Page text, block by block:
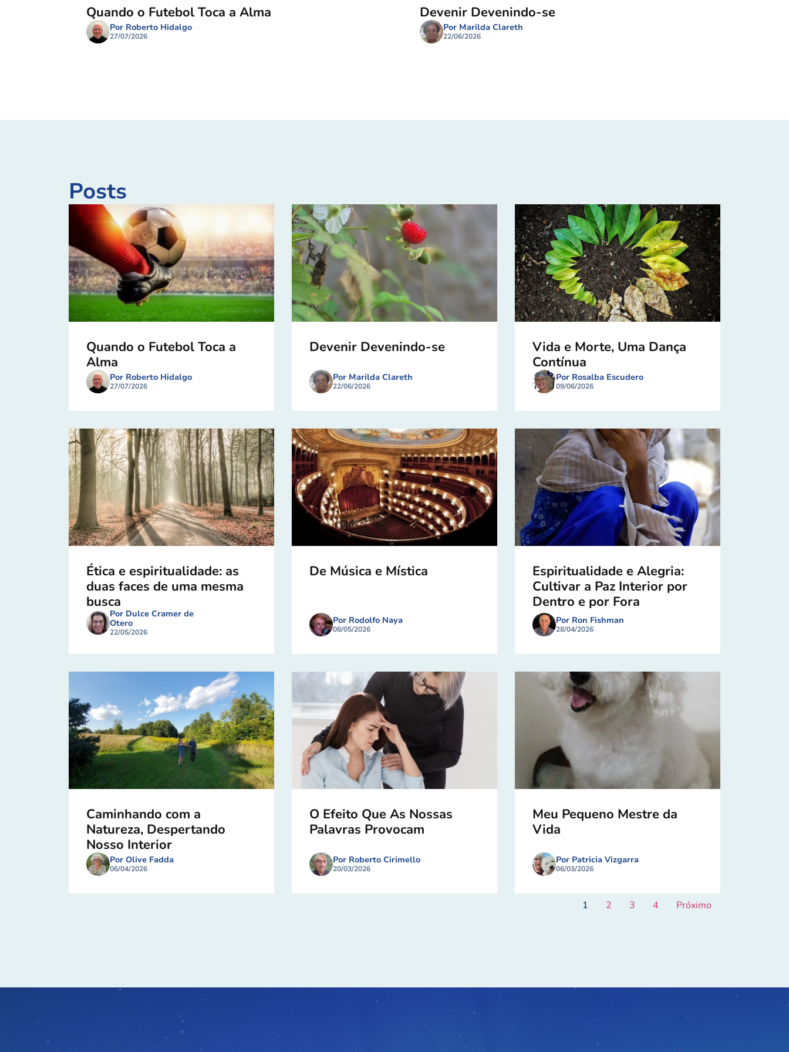
Quando o Futebol Toca a Alma
Por Roberto Hidalgo
27/07/2026
Devenir Devenindo-se
Por Marilda Clareth
22/06/2026
Posts
Quando o Futebol Toca a
Alma
Por Roberto Hidalgo
27/07/2026
Devenir Devenindo-se
Por Marilda Clareth
22/06/2026
Vida e Morte, Uma Dança
Contínua
Por Rosalba Escudero
09/06/2026
Ética e espiritualidade: as
duas faces de uma mesma
busca
Por Dulce Cramer de
Otero
22/05/2026
De Música e Mística
Por Rodolfo Naya
08/05/2026
Espiritualidade e Alegria:
Cultivar a Paz Interior por
Dentro e por Fora
Por Ron Fishman
28/04/2026
Caminhando com a
Natureza, Despertando
Nosso Interior
Por Olive Fadda
06/04/2026
O Efeito Que As Nossas
Palavras Provocam
Por Roberto Cirimello
20/03/2026
Meu Pequeno Mestre da
Vida
Por Patricia Vizgarra
06/03/2026
1 2 3 4 Próximo